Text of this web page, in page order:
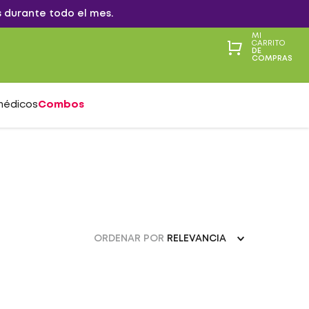
durante todo el mes.
MI
CARRITO
DE
COMPRAS
Combos
ORDENAR POR RELEVANCIA